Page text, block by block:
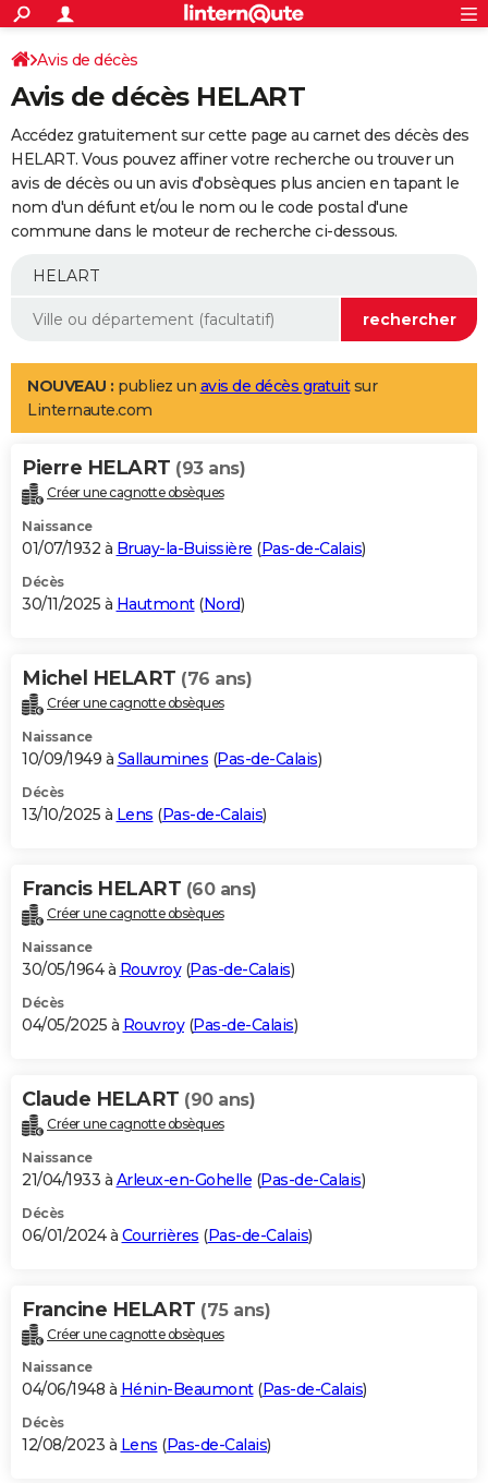
ACTUALITÉS
Politique
Société
Faits Divers
Education
Monde
Villes
+
SPORT
Coupe du monde 2026
Football
Tennis
Cyclisme
Rugby
Forum
Programme TV
TNT
Streaming
Cinéma
Sorties cinéma
Musique
+
FINANCE
Retraite
Epargne
Immobilier
Risques naturels par ville
Banque
Assurance
AUTO
Essais
Réserver un essai
Citadines
Berlines
SUV
Forum auto
+
Mobiles
Meilleur smartphone
Internet
Ordinateurs
Jeux vidéo
Guide high-tech
Aménagement intérieur
LIFESTYLE
Art de vivre
Bien-être
Loisirs
Mode
Modes de vie
Alimentation
Guide de la santé
Maladies
Médicaments
Sommeil
VOYAGE
Destinations
City break
Voyage nature
Voyage de noces
Forum
Climat
+PHOTO
GUIDES D'ACHAT
BONS PLANS
Carte de Noël
Carte Bonne année
Carte Saint-Valentin
Carte Pâques
Carte d'anniversaire
DICTIONNAIRE
Dictionnaire
Biographies
Citations
Expressions
Proverbes
PROGRAMME TV
S'inscrire
Se connecter
Lycées
Collèges
Primaires
Universités
Entreprises
Service militaire
Avis de recherche
AVIS DE DÉCÈS
Bricolage
Lifestyle
Culture
Sport
Auto
Television
Voyage
Cinema
Avis de décès
Avis de décès HELART
Accédez gratuitement sur cette page au carnet des décès des
HELART. Vous pouvez affiner votre recherche ou trouver un
avis de décès ou un avis d'obsèques plus ancien en tapant le
nom d'un défunt et/ou le nom ou le code postal d'une
commune dans le moteur de recherche ci-dessous.
NOUVEAU : publiez un avis de décès gratuitsur
Linternaute.com
Pierre HELART (93 ans)
Créer une cagnotte obsèques
Naissance
01/07/1932 à Bruay-la-Buissière (Pas-de-Calais)
Décès
30/11/2025 à Hautmont(Nord)
Michel HELART (76 ans)
Créer une cagnotte obsèques
Naissance
10/09/1949 à Sallaumines (Pas-de-Calais)
Décès
13/10/2025 à Lens (Pas-de-Calais)
Francis HELART (60 ans)
Créer une cagnotte obsèques
Naissance
30/05/1964 à Rouvroy(Pas-de-Calais)
Décès
04/05/2025 à Rouvroy(Pas-de-Calais)
Claude HELART (90 ans)
Créer une cagnotte obsèques
Naissance
21/04/1933 à Arleux-en-Gohelle (Pas-de-Calais)
Décès
06/01/2024 à Courrières (Pas-de-Calais)
Francine HELART (75 ans)
Créer une cagnotte obsèques
Naissance
04/06/1948 à Hénin-Beaumont(Pas-de-Calais)
Décès
12/08/2023 à Lens (Pas-de-Calais)